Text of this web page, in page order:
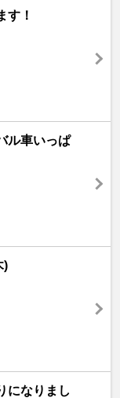
す！
ル車いっぱ
)
になりまし